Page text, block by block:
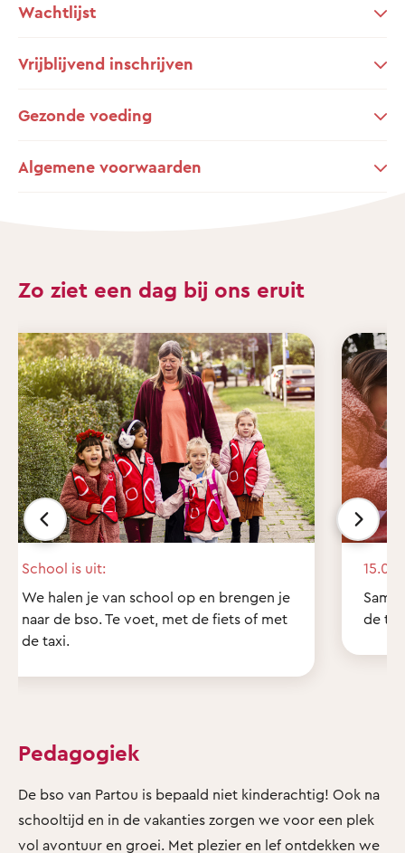
Wachtlijst
Vrijblijvend inschrijven
Gezonde voeding
Algemene voorwaarden
Zo ziet een dag bij ons eruit
School is uit:
We halen je van school op en brengen je
naar de bso. Te voet, met de fiets of met
de taxi.
15.00
de
Pedagogiek
De bso van Partou is bepaald niet kinderachtig! Ook na
schooltijd en in de vakanties zorgen we voor een plek
vol avontuur en groei. Met plezier en lef ontdekken we